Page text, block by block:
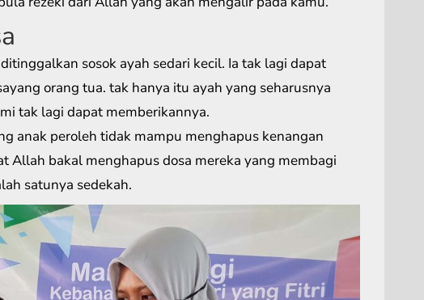
sosok ayah sedari kecil. Ia tak lagi dapat
orang tua. tak hanya itu ayah yang seharusnya
tak lagi dapat memberikannya.
anak peroleh tidak mampu menghapus kenangan
Allah bakal menghapus dosa mereka yang membagi
satunya sedekah.